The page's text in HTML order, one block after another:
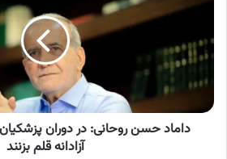
روحانی:
دوران
پزشکیان
مطبوعات
می‌توانند
آزادانه
داماد حسن روحانی: در دوران
آزادانه قلم بزنند